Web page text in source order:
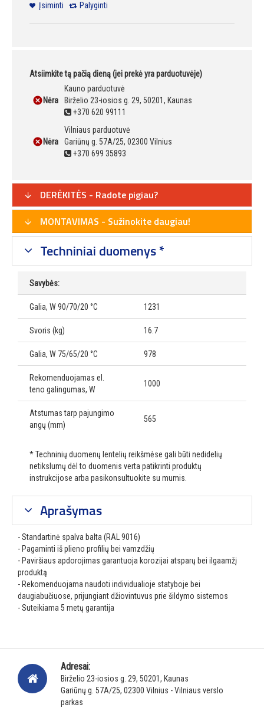
Įsiminti Palyginti
Atsiimkite tą pačią dieną (jei prekė yra parduotuvėje)
Nėra
Kauno parduotuvė
Birželio 23-iosios g. 29, 50201, Kaunas
+370 620 99111
Nėra
Vilniaus parduotuvė
Gariūnų g. 57A/25, 02300 Vilnius
+370 699 35893
DERĖKITĖS - Radote pigiau?
MONTAVIMAS - Sužinokite daugiau!
Techniniai duomenys *
Savybės:
Galia, W 90/70/20 °C 1231
Svoris (kg) 16.7
Galia, W 75/65/20 °C 978
Rekomenduojamas el.
teno galingumas, W
1000
Atstumas tarp pajungimo
angų (mm)
565
* Techninių duomenų lentelių reikšmėse gali būti nedidelių
netikslumų dėl to duomenis verta patikrinti produktų
instrukcijose arba pasikonsultuokite su mumis.
Aprašymas
- Standartinė spalva balta (RAL 9016)
- Pagaminti iš plieno profilių bei vamzdžių
- Paviršiaus apdorojimas garantuoja korozijai atsparų bei ilgaamžį
produktą
- Rekomenduojama naudoti individualioje statyboje bei
daugiabučiuose, prijungiant džiovintuvus prie šildymo sistemos
- Suteikiama 5 metų garantija
Adresai:
Birželio 23-iosios g. 29, 50201, Kaunas
Gariūnų g. 57A/25, 02300 Vilnius - Vilniaus verslo
parkas